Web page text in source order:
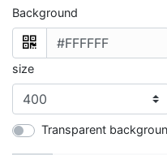
Background
size
Transparent